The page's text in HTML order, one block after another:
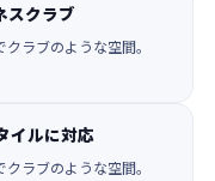
スクラブ
ラブのような空間。
イルに対応
ラブのような空間。